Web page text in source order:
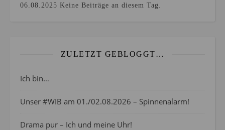
06.08.2025 Keine Beiträge an diesem Tag.
ZULETZT GEBLOGGT…
Ich bin…
Unser #WIB am 01./02.08.2026 – Spinnenalarm!
Drama pur – Ich und meine Uhr!